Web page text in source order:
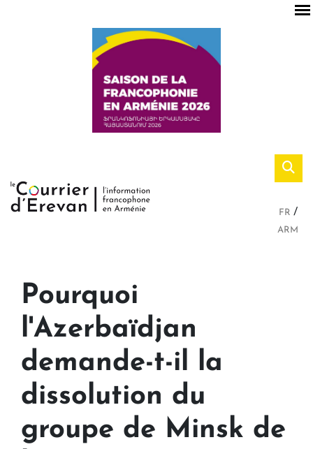
FR
ARM
Pourquoi
l'Azerbaïdjan
demande-t-il la
dissolution du
groupe de Minsk de